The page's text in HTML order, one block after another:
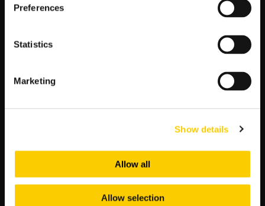
Preferences
Statistics
Marketing
Show details
Allow all
Allow selection
Bruk -Bet Termalica Nieciecza – Raków Częstochowa
Radomiak Radom – Jagiellonia Białystok
Mecz Pogoń Szczecin – Górnika Zabrze w ramach 5. kolejki
piłkarskiej elity będzie transmitowany na żywo w Telewizji